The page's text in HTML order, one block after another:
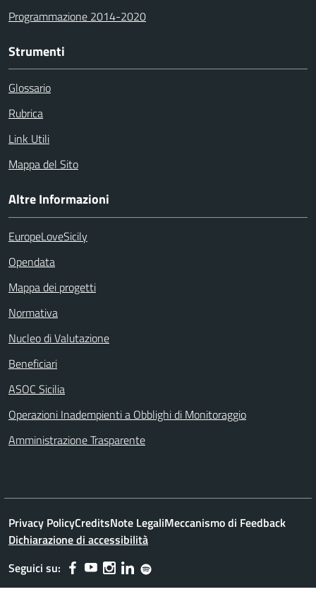
Programmazione 2014-2020
Strumenti
Glossario
Rubrica
Link Utili
Mappa del Sito
Altre Informazioni
EuropeLoveSicily
Opendata
Mappa dei progetti
Normativa
Nucleo di Valutazione
Beneficiari
ASOC Sicilia
Operazioni Inadempienti a Obblighi di Monitoraggio
Amministrazione Trasparente
Privacy PolicyCreditsNote LegaliMeccanismo di Feedback
Dichiarazione di accessibilità
Seguici su: